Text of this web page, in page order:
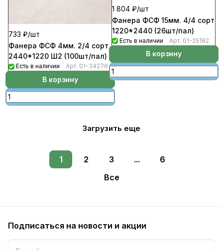
733 ₽/шт
Фанера ФСФ 4мм. 2/4 сорт
2440*1220 Ш2 (100шт/пал)
Есть в наличии Арт. 01-34276
В корзину
1 804 ₽/шт
Фанера ФСФ 15мм. 4/4 сорт
1220*2440 (26шт/пал)
Есть в наличии Арт. 01-25182
В корзину
Загрузить еще
1 2 3 ...
6
Все
Подписаться на новости и акции